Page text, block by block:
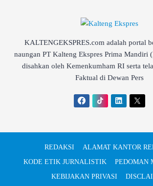
KALTENGEKSPRES.com adalah portal
naungan PT Kalteng Ekspres Prima Mandiri
disahkan oleh Kemenkumham RI serta
Faktual di Dewan Pers
REDAKSI
ALAMAT KANTOR
KODE ETIK JURNALISTIK
PEDOMAN
KEBIJAKAN PRIVASI